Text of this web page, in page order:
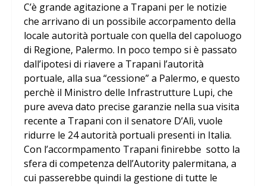
C’è grande agitazione a Trapani per le notizie
che arrivano di un possibile accorpamento della
locale autorità portuale con quella del capoluogo
di Regione, Palermo. In poco tempo si è passato
dall’ipotesi di riavere a Trapani l’autorità
portuale, alla sua “cessione” a Palermo, e questo
perchè il Ministro delle Infrastrutture Lupi, che
pure aveva dato precise garanzie nella sua visita
recente a Trapani con il senatore D’Alì, vuole
ridurre le 24 autorità portuali presenti in Italia.
Con l’accormpamento Trapani finirebbe sotto la
sfera di competenza dell’Autority palermitana, a
cui passerebbe quindi la gestione di tutte le